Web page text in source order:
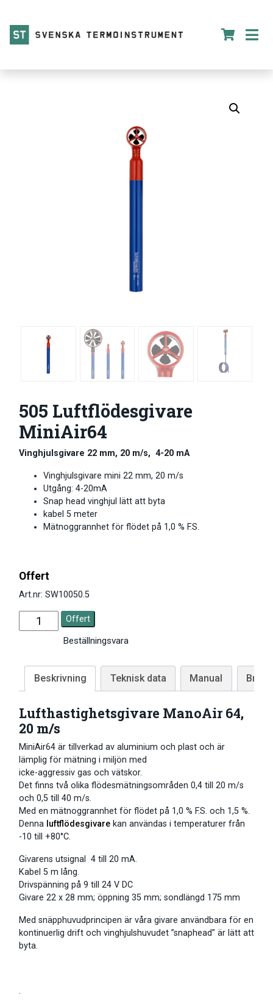
505 Luftflödesgivare
MiniAir64
Vinghjulsgivare 22 mm, 20 m/s, 4-20 mA
Vinghjulsgivare mini 22 mm, 20 m/s
Utgång: 4-20mA
Snap head vinghjul lätt att byta
kabel 5 meter
Mätnoggrannhet för flödet på 1,0 % F.S.
Offert
Art.nr: SW10050.5
Offert
Beställningsvara
Beskrivning Teknisk data Manual
Lufthastighetsgivare ManoAir 64,
20 m/s
MiniAir64 är tillverkad av aluminium och plast och är
lämplig för mätning i miljön med
icke-aggressiv gas och vätskor.
Det finns två olika flödesmätningsområden 0,4 till 20 m/s
och 0,5 till 40 m/s.
Med en mätnoggrannhet för flödet på 1,0 % F.S. och 1,5 %.
Denna luftflödesgivare kan användas i temperaturer från
-10 till +80°C.
Givarens utsignal 4 till 20 mA.
Kabel 5 m lång.
Drivspänning på 9 till 24 V DC
Givare 22 x 28 mm; öppning 35 mm; sondlängd 175 mm
Med snäpphuvudprincipen är våra givare användbara för en
kontinuerlig drift och vinghjulshuvudet ”snaphead” är lätt att
byta.
.